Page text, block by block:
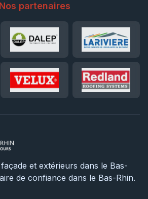
Nos partenaires
et extérieurs dans le Bas-
de confiance dans le Bas-Rhin.